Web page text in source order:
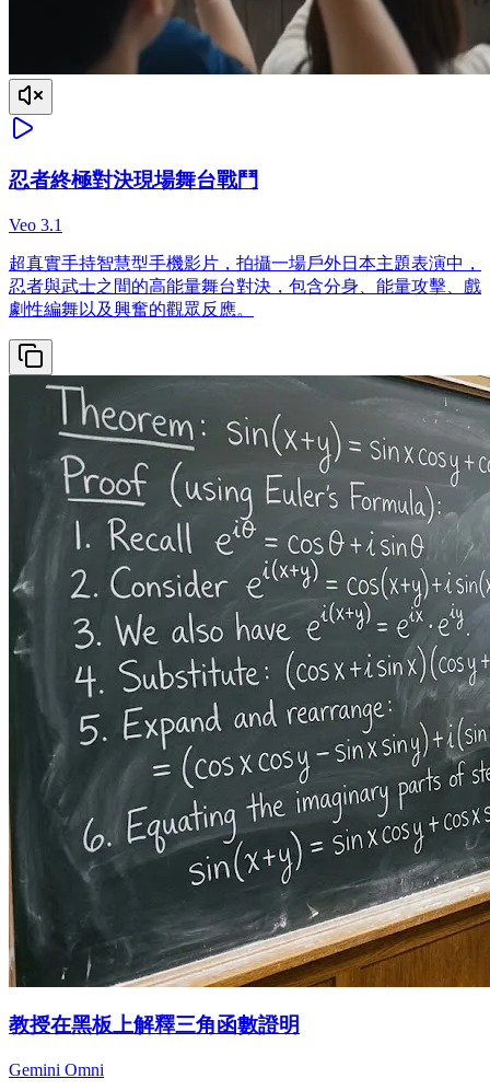
忍者終極對決現場舞台戰鬥
Veo 3.1
超真實手持智慧型手機影片，拍攝一場戶外日本主題表演中，
忍者與武士之間的高能量舞台對決，包含分身、能量攻擊、戲
劇性編舞以及興奮的觀眾反應。
教授在黑板上解釋三角函數證明
Gemini Omni